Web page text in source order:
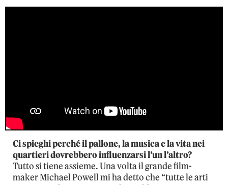
Ci spieghi perché il pallone, la musica e la vita nei
quartieri dovrebbero influenzarsi l’un l’altro?
Tutto si tiene assieme. Una volta il grande film-
maker Michael Powell mi ha detto che “tutte le arti